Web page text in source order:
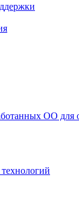
ОО для